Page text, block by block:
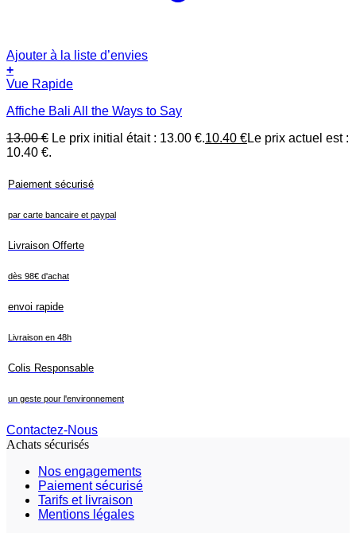
Ajouter à la liste d’envies
+
Vue Rapide
Affiche Bali All the Ways to Say
13.00€ Le prix initial était : 13.00 €.10.40 €Le prix actuel est :
10.40 €.
Paiement sécurisé
par carte bancaire et paypal
Livraison Offerte
dès 98€ d'achat
envoi rapide
Livraison en 48h
Colis Responsable
un geste pour l'environnement
Contactez-Nous
Achats sécurisés
Nos engagements
Paiement sécurisé
Tarifs et livraison
Mentions légales